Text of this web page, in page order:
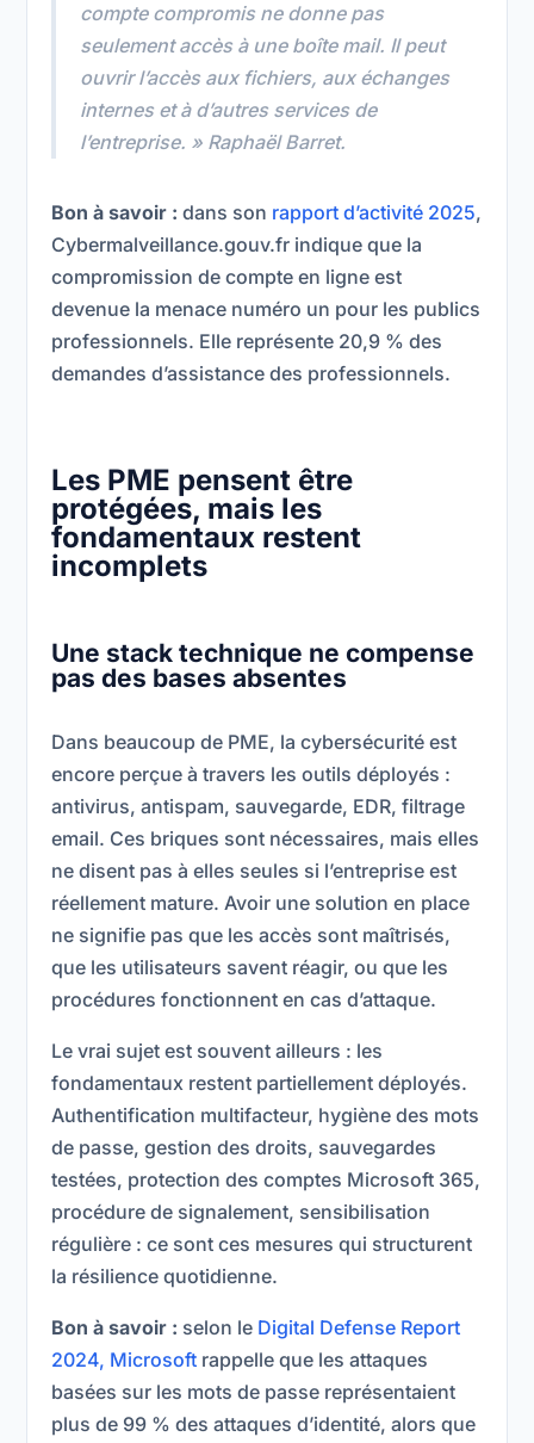
compte compromis ne donne pas
seulement accès à une boîte mail. Il peut
ouvrir l’accès aux fichiers, aux échanges
internes et à d’autres services de
l’entreprise. » Raphaël Barret.
Bon à savoir : dans son rapport d’activité 2025,
Cybermalveillance.gouv.fr indique que la
compromission de compte en ligne est
devenue la menace numéro un pour les publics
professionnels. Elle représente 20,9 % des
demandes d’assistance des professionnels.
Les PME pensent être
protégées, mais les
fondamentaux restent
incomplets
Une stack technique ne compense
pas des bases absentes
Dans beaucoup de PME, la cybersécurité est
encore perçue à travers les outils déployés :
antivirus, antispam, sauvegarde, EDR, filtrage
email. Ces briques sont nécessaires, mais elles
ne disent pas à elles seules si l’entreprise est
réellement mature. Avoir une solution en place
ne signifie pas que les accès sont maîtrisés,
que les utilisateurs savent réagir, ou que les
procédures fonctionnent en cas d’attaque.
Le vrai sujet est souvent ailleurs : les
fondamentaux restent partiellement déployés.
Authentification multifacteur, hygiène des mots
de passe, gestion des droits, sauvegardes
testées, protection des comptes Microsoft 365,
procédure de signalement, sensibilisation
régulière : ce sont ces mesures qui structurent
la résilience quotidienne.
Bon à savoir : selon le Digital Defense Report
2024, Microsoft rappelle que les attaques
basées sur les mots de passe représentaient
plus de 99 % des attaques d’identité, alors que